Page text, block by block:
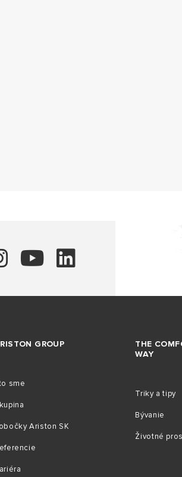
GROUP
sme
Ariston SK
THE
WAY
Triky a tipy
Bývanie
Životné